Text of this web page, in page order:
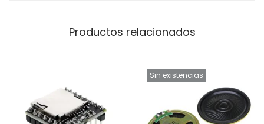
Productos relacionados
Sin existencias